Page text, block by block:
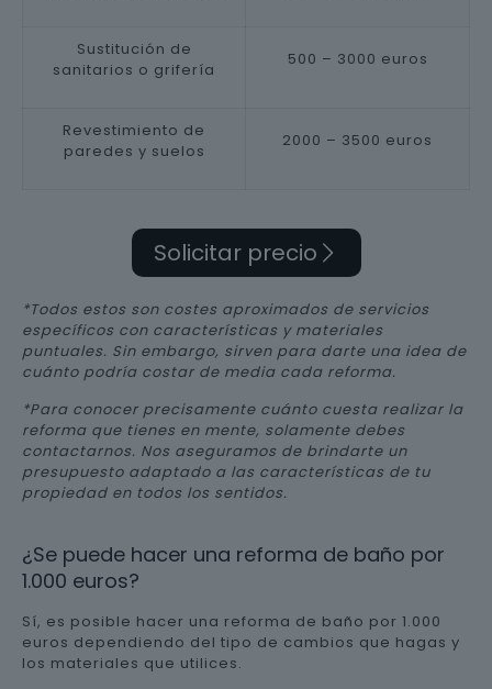
Sustitución de
sanitarios o grifería
500 – 3000 euros
Revestimiento de
paredes y suelos
2000 – 3500 euros
Solicitar precio
*Todos estos son costes aproximados de servicios
específicos con características y materiales
puntuales. Sin embargo, sirven para darte una idea de
cuánto podría costar de media cada reforma.
*Para conocer precisamente cuánto cuesta realizar la
reforma que tienes en mente, solamente debes
contactarnos. Nos aseguramos de brindarte un
presupuesto adaptado a las características de tu
propiedad en todos los sentidos.
¿Se puede hacer una reforma de baño por
1.000 euros?
Sí, es posible hacer una reforma de baño por 1.000
euros dependiendo del tipo de cambios que hagas y
los materiales que utilices.